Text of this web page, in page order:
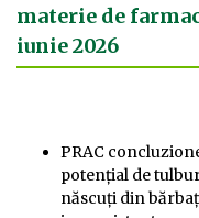
materie de
iunie 2026
PRAC
potențial de
născuți din